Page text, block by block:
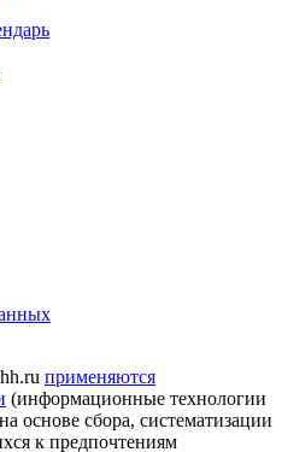
применяются
(информационные технологии
основе сбора, систематизации
к предпочтениям